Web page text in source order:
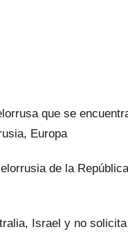
que se
Europa
de la
Israel y no